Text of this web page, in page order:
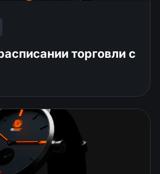
торговли c